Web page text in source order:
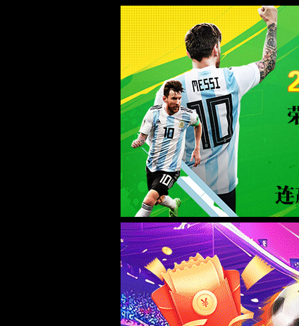
WTS-WAF拦截详情
出现该页面的原因:
1.你的请求是黑客攻击
2.你的请求合法但触发了安全规则,请提交问题反馈